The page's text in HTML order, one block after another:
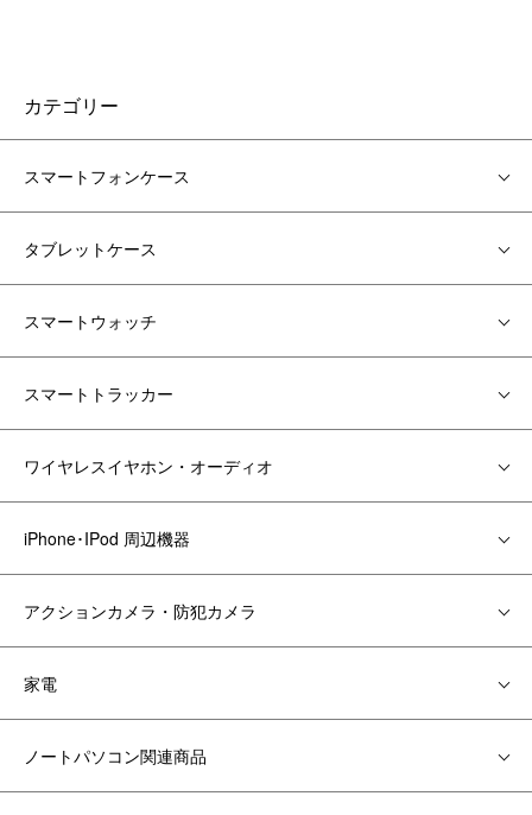
カテゴリー
スマートフォンケース
タブレットケース
スマートウォッチ
スマートトラッカー
ワイヤレスイヤホン・オーディオ
iPhone･IPod 周辺機器
アクションカメラ・防犯カメラ
家電
ノートパソコン関連商品